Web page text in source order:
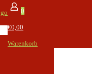
0
€0,00
Warenkorb